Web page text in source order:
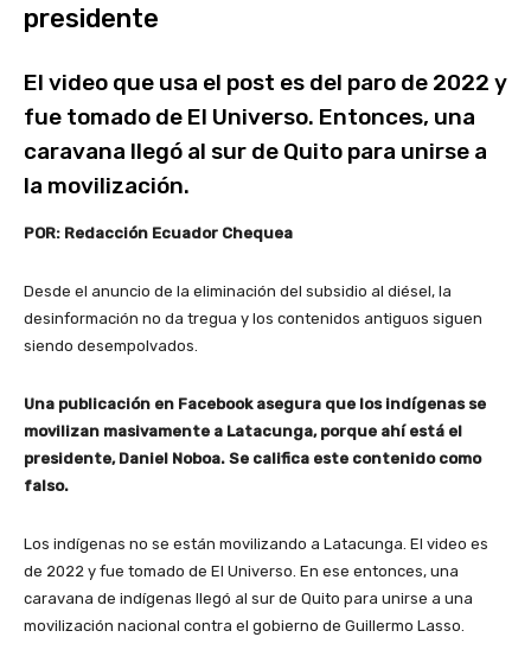
presidente
El video que usa el post es del paro de 2022 y
fue tomado de El Universo. Entonces, una
caravana llegó al sur de Quito para unirse a
la movilización.
POR: Redacción Ecuador Chequea
Desde el anuncio de la eliminación del subsidio al diésel, la
desinformación no da tregua y los contenidos antiguos siguen
siendo desempolvados.
Una publicación en Facebook asegura que los indígenas se
movilizan masivamente a Latacunga, porque ahí está el
presidente, Daniel Noboa. Se califica este contenido como
falso.
Los indígenas no se están movilizando a Latacunga. El video es
de 2022 y fue tomado de El Universo. En ese entonces, una
caravana de indígenas llegó al sur de Quito para unirse a una
movilización nacional contra el gobierno de Guillermo Lasso.